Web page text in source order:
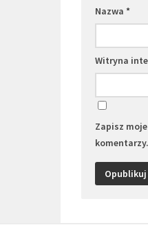
Nazwa *
Witryna
Zapisz
komentarzy.